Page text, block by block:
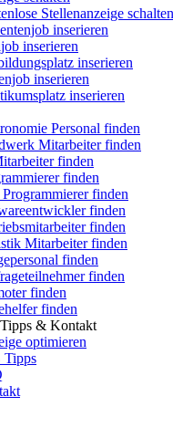
Stellenanzeige schalten
inserieren
inserieren
inserieren
inserieren
inserieren
Personal finden
Mitarbeiter finden
finden
finden
finden
finden
finden
Mitarbeiter finden
finden
finden
finden
finden
& Kontakt
optimieren
Tipps